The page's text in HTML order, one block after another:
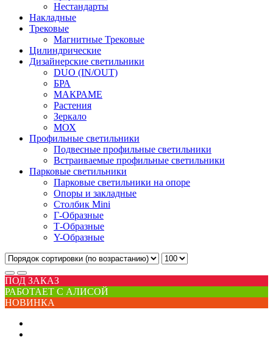
Нестандарты
Накладные
Трековые
Магнитные Трековые
Цилиндрические
Дизайнерские светильники
DUO (IN/OUT)
БРА
МАКРАМЕ
Растения
Зеркало
МОХ
Профильные светильники
Подвесные профильные светильники
Встраиваемые профильные светильники
Парковые светильники
Парковые светильники на опоре
Опоры и закладные
Столбик Mini
Г-Образные
Т-Образные
Y-Образные
ПОД ЗАКАЗ
РАБОТАЕТ С АЛИСОЙ
НОВИНКА